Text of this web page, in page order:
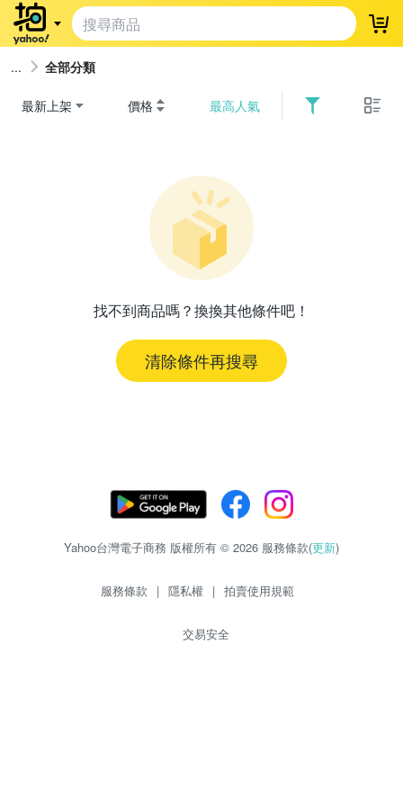
登
全部分類
最新上架 價格 最高人氣
找不到商品嗎？換換其他條件吧！
清除條件再搜尋
Yahoo台灣電子商務 版權所有 © 2026 服務條款(更新)
服務條款 | 隱私權 | 拍賣使用規範
交易安全